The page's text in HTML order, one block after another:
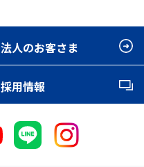
法人のお客さま
採用情報